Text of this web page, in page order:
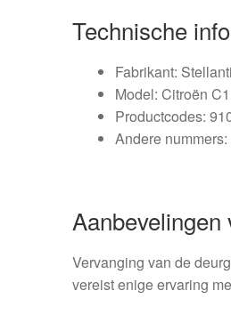
Technische
Fabrikant:
Model: Citroën
Productcodes:
Andere
Vervanging van de
vereist enige ervaring